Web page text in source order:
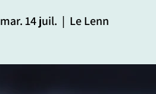
mar. 14 juil.
  |
Le Lenn